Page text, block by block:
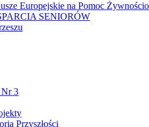
Europejskie na Pomoc
SENIORÓW
Nr 3
Przyszłości